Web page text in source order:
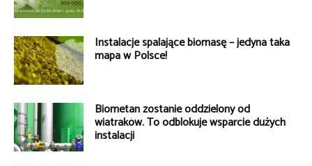
Instalacje spalające biomasę – jedyna taka
mapa w Polsce!
Biometan zostanie oddzielony od
wiatraków. To odblokuje wsparcie dużych
instalacji